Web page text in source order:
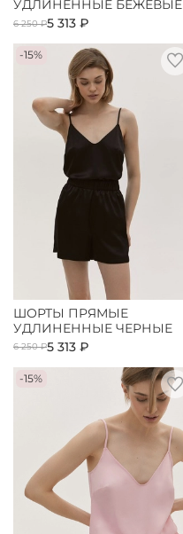
УДЛИНЕННЫЕ БЕЖЕВЫЕ
6 250 ₽5 313 ₽
-15%
ШОРТЫ ПРЯМЫЕ
УДЛИНЕННЫЕ ЧЕРНЫЕ
6 250 ₽5 313 ₽
-15%